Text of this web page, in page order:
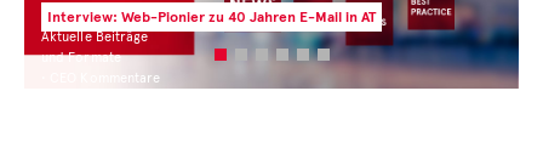
Aktuelle Beiträge
und Formate
• CEO Kommentare
Interview: Web-Pionier zu 40 Jahren E-Mail in AT